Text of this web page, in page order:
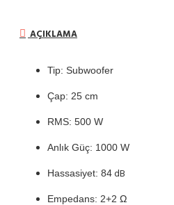
AÇIKLAMA
Tip: Subwoofer
Çap: 25 cm
RMS: 500 W
Anlık Güç: 1000 W
Hassasiyet: 84dB
Empedans: 2+2 Ω